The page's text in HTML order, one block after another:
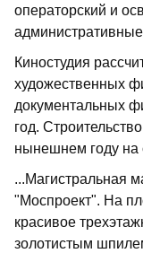
операторский и
Киностудия
художественных
документальных
год.
нынешнем году на
...Магистральная
"Моспроект". На
красивое
золотистым